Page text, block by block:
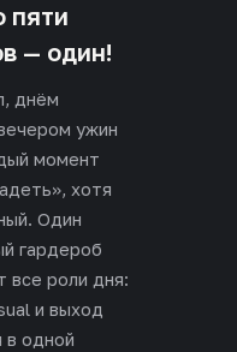
пяти
— один!
днём
ужин
момент
хотя
Один
гардероб
все роли дня:
и выход
в одной